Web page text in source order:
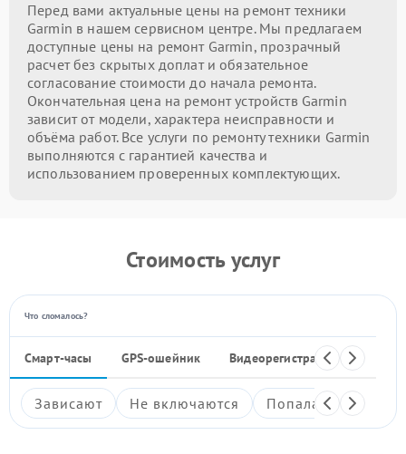
Перед вами актуальные цены на ремонт техники
Garmin в нашем сервисном центре. Мы предлагаем
доступные цены на ремонт Garmin, прозрачный
расчет без скрытых доплат и обязательное
согласование стоимости до начала ремонта.
Окончательная цена на ремонт устройств Garmin
зависит от модели, характера неисправности и
объёма работ. Все услуги по ремонту техники Garmin
выполняются с гарантией качества и
использованием проверенных комплектующих.
Стоимость услуг
Что сломалось?
Смарт-часы GPS-ошейник Видеорегистратор
Зависают Не включаются Попала вода